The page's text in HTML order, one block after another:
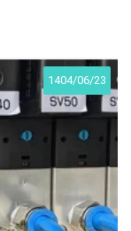
1404/06/23